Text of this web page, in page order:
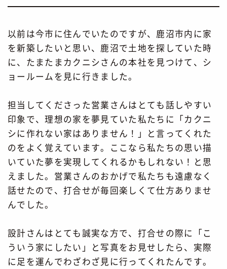
以前は今市に住んでいたのですが、鹿沼市内に家
を新築したいと思い、鹿沼で土地を探していた時
に、たまたまカクニシさんの本社を見つけて、シ
ョールームを見に行きました。
担当してくださった営業さんはとても話しやすい
印象で、理想の家を夢見ていた私たちに「カクニ
シに作れない家はありません！」と言ってくれた
のをよく覚えています。ここなら私たちの思い描
いていた夢を実現してくれるかもしれない！と思
えました。営業さんのおかげで私たちも遠慮なく
話せたので、打合せが毎回楽しくて仕方ありませ
んでした。
設計さんはとても誠実な方で、打合せの際に「こ
ういう家にしたい」と写真をお見せしたら、実際
に足を運んでわざわざ見に行ってくれたんです。